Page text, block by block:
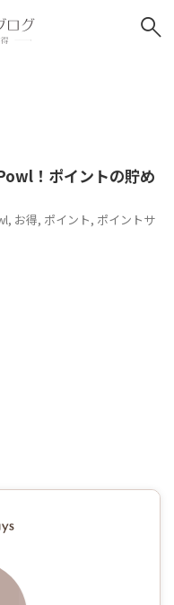
！ポイントの貯め
, お得, ポイント, ポイントサ